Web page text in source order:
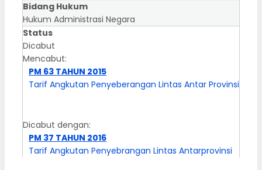
Bidang Hukum
Hukum Administrasi Negara
Status
Dicabut
Mencabut:
PM 63 TAHUN 2015
Tarif Angkutan Penyeberangan Lintas Antar Provinsi
Dicabut dengan:
PM 37 TAHUN 2016
Tarif Angkutan Penyebrangan Lintas Antarprovinsi